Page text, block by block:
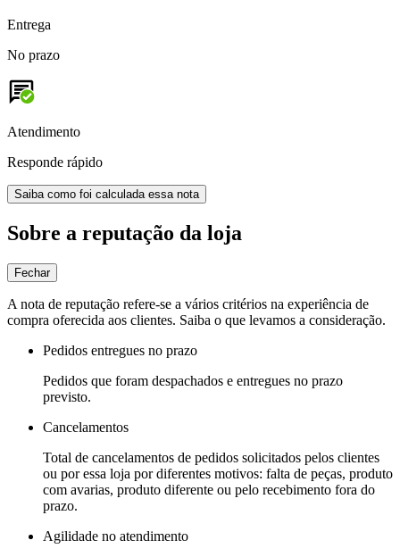
Entrega
No prazo
Atendimento
Responde rápido
Saiba como foi calculada essa nota
Sobre a reputação da loja
Fechar
A nota de reputação refere-se a vários critérios na experiência de
compra oferecida aos clientes. Saiba o que levamos a consideração.
Pedidos entregues no prazo
Pedidos que foram despachados e entregues no prazo
previsto.
Cancelamentos
Total de cancelamentos de pedidos solicitados pelos clientes
ou por essa loja por diferentes motivos: falta de peças, produto
com avarias, produto diferente ou pelo recebimento fora do
prazo.
Agilidade no atendimento